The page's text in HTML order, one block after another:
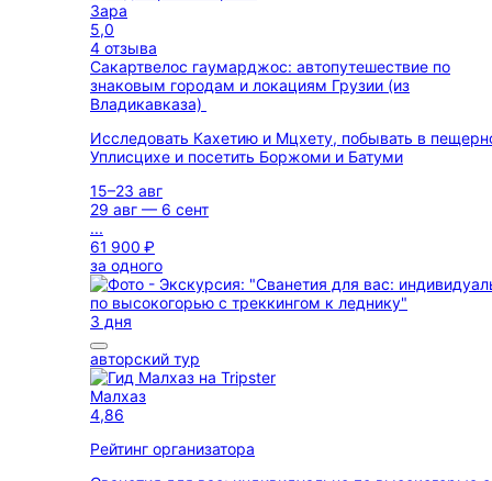
Зара
5,0
4 отзыва
Сакартвелос гаумарджос: автопутешествие по
знаковым городам и локациям Грузии (из
Владикавказа)
Исследовать Кахетию и Мцхету, побывать в
Уплисцихе и посетить Боржоми и Батуми
15–23 авг
29 авг — 6 сент
...
61 900 ₽
за одного
3 дня
авторский тур
Малхаз
4,86
Рейтинг организатора